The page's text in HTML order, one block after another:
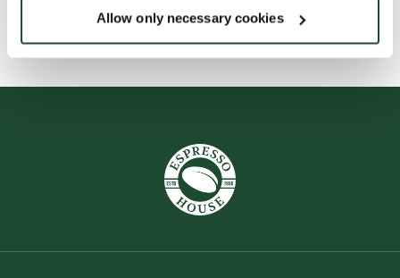
Allow only necessary cookies